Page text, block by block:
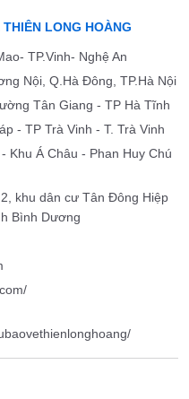
LONG HOÀNG
TP.Vinh- Nghệ An
Nội, Q.Hà Đông, TP.Hà Nội
Tân Giang - TP Hà Tĩnh
- TP Trà Vinh - T. Trà Vinh
Khu Á Châu - Phan Huy Chú
khu dân cư Tân Đông Hiệp
Bình Dương